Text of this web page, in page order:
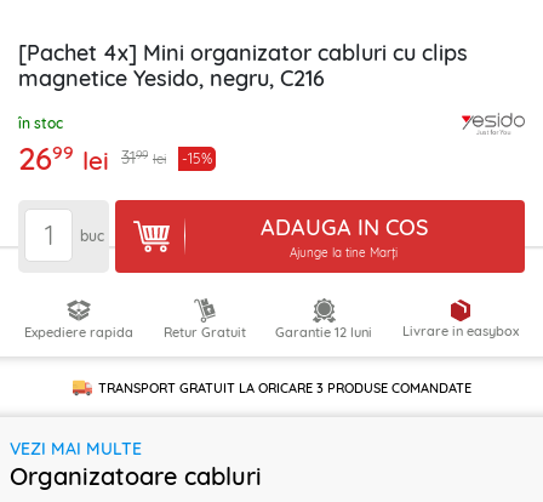
[Pachet 4x] Mini organizator cabluri cu clips
magnetice Yesido, negru, C216
în stoc
2699 lei 3199 lei -15%
buc ADAUGA IN COS
Ajunge la tine Marți
Expediere rapida Retur Gratuit Garantie 12 luni Livrare in easybox
TRANSPORT GRATUIT LA ORICARE 3 PRODUSECOMANDATE
VEZI MAI MULTE
Organizatoare cabluri